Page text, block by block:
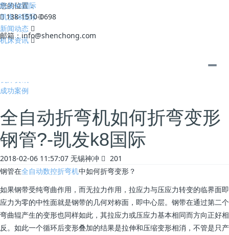
凯发k8国际
138-1510-0698
邮箱：info@shenchong.com
您的位置：
凯发k8国际
新闻动态
机床资讯
成功案例
全自动折弯机如何折弯变形
钢管?-凯发k8国际
2018-02-06 11:57:07 无锡神冲
201
钢管在全自动数控折弯机中如何折弯变形？
如果钢带受纯弯曲作用，而无拉力作用，拉应力与压应力转变的临界面即
应力为零的中性面就是钢带的几何对称面，即中心层。钢带在通过第二个
弯曲辊产生的变形也同样如此，其拉应力或压应力基本相同而方向正好相
反。如此一个循环后变形叠加的结果是拉伸和压缩变形相消，不管是只产